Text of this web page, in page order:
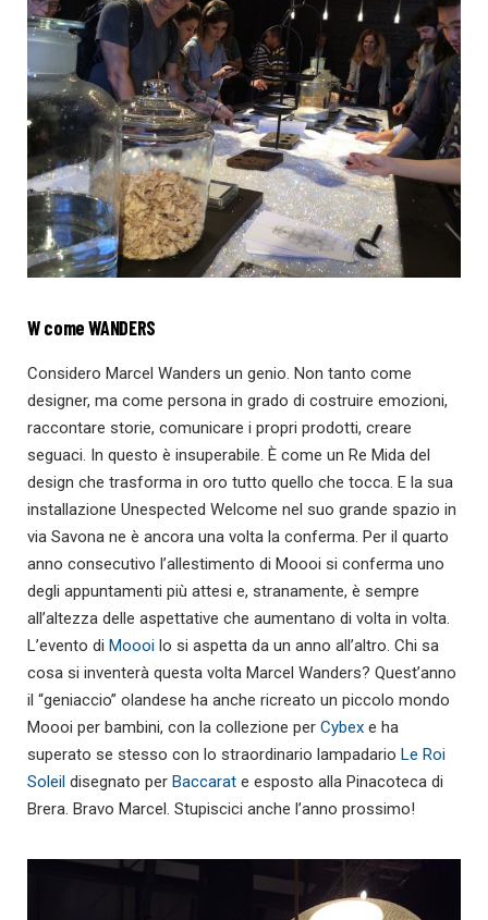
W come WANDERS
Considero Marcel Wanders un genio. Non tanto come
designer, ma come persona in grado di costruire emozioni,
raccontare storie, comunicare i propri prodotti, creare
seguaci. In questo è insuperabile. È come un Re Mida del
design che trasforma in oro tutto quello che tocca. E la sua
installazione Unespected Welcome nel suo grande spazio in
via Savona ne è ancora una volta la conferma. Per il quarto
anno consecutivo l’allestimento di Moooi si conferma uno
degli appuntamenti più attesi e, stranamente, è sempre
all’altezza delle aspettative che aumentano di volta in volta.
L’evento di Moooi lo si aspetta da un anno all’altro. Chi sa
cosa si inventerà questa volta Marcel Wanders? Quest’anno
il “geniaccio” olandese ha anche ricreato un piccolo mondo
Moooi per bambini, con la collezione per Cybex e ha
superato se stesso con lo straordinario lampadario Le Roi
Soleil disegnato per Baccarat e esposto alla Pinacoteca di
Brera. Bravo Marcel. Stupiscici anche l’anno prossimo!